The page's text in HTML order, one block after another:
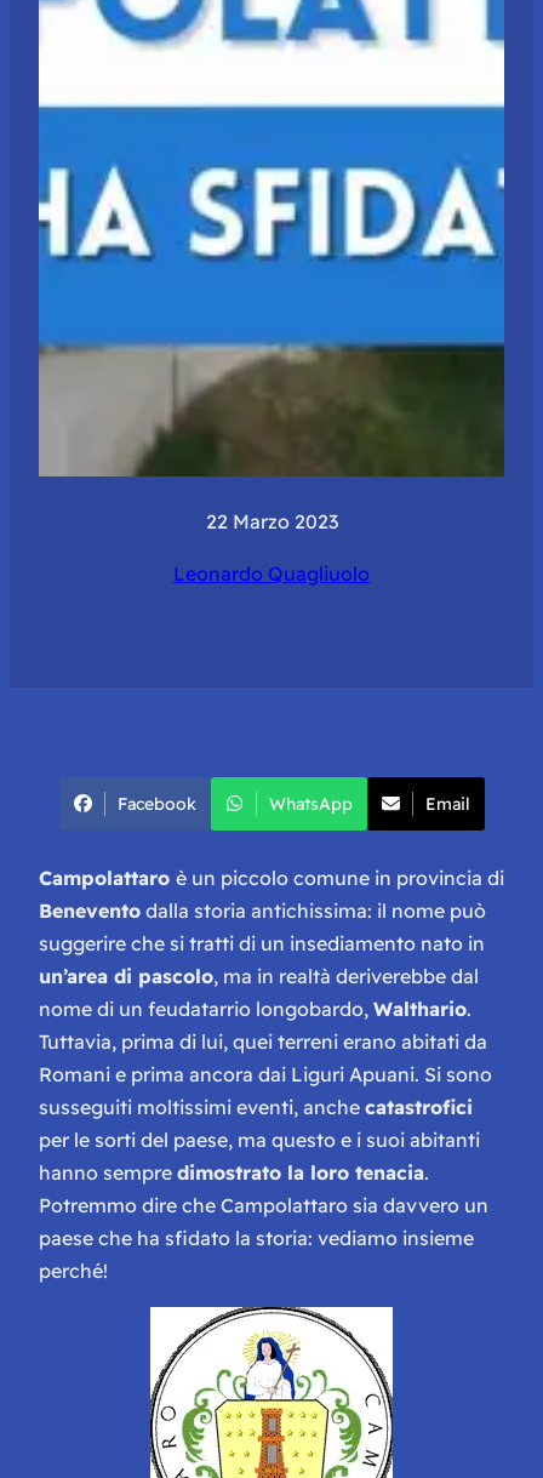
22 Marzo 2023
Leonardo Quagliuolo
Facebook WhatsApp Email
Campolattaro è un piccolo comune in provincia di
Benevento dalla storia antichissima: il nome può
suggerire che si tratti di un insediamento nato in
un’area di pascolo, ma in realtà deriverebbe dal
nome di un feudatarrio longobardo, Walthario.
Tuttavia, prima di lui, quei terreni erano abitati da
Romani e prima ancora dai Liguri Apuani. Si sono
susseguiti moltissimi eventi, anche catastrofici
per le sorti del paese, ma questo e i suoi abitanti
hanno sempre dimostrato la loro tenacia.
Potremmo dire che Campolattaro sia davvero un
paese che ha sfidato la storia: vediamo insieme
perché!